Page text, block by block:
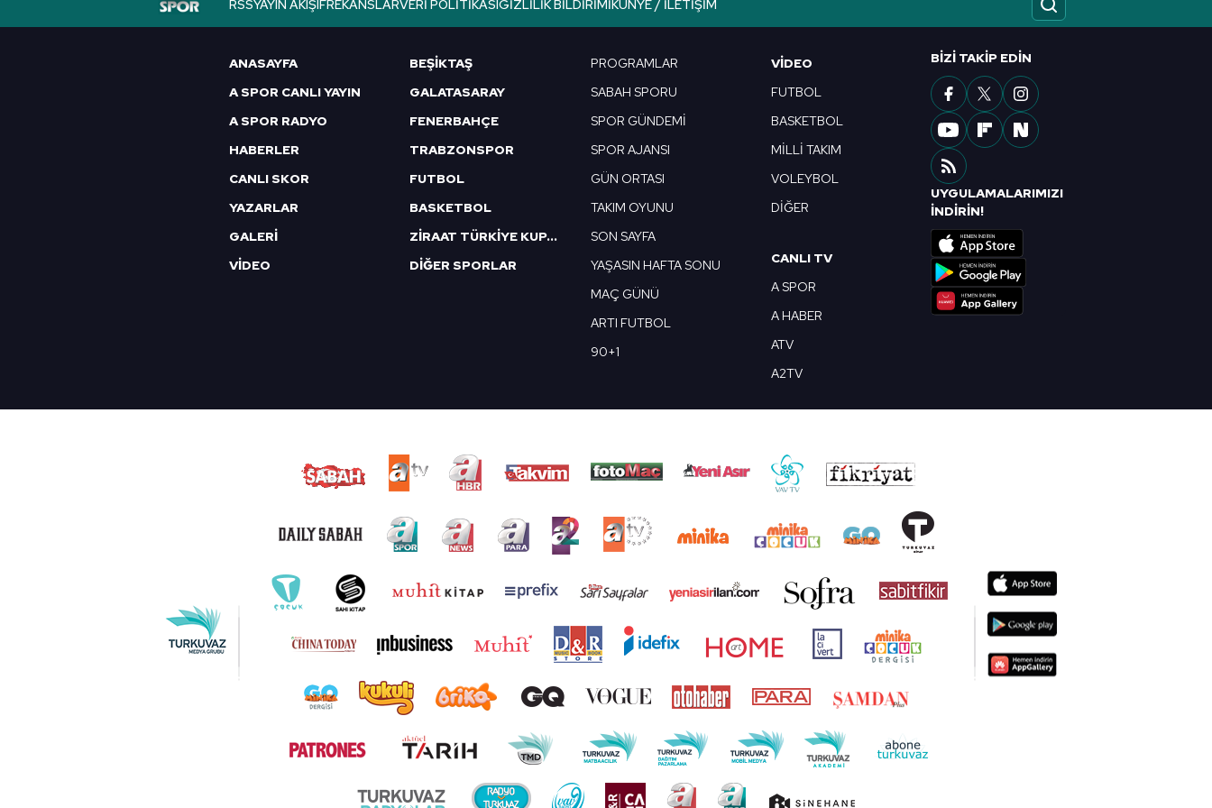
RSSYAYIN AKIŞIFREKANSLARVERI POLITIKASIGIZLILIK BILDIRIMIKÜNYE / İLETIŞIM
ANASAYFA
A SPOR CANLI YAYIN
A SPOR RADYO
HABERLER
CANLI SKOR
YAZARLAR
GALERİ
VİDEO
BEŞİKTAŞ
GALATASARAY
FENERBAHÇE
TRABZONSPOR
FUTBOL
BASKETBOL
ZİRAAT TÜRKİYE KUPASI
DİĞER SPORLAR
PROGRAMLAR
SABAH SPORU
SPOR GÜNDEMİ
SPOR AJANSI
GÜN ORTASI
TAKIM OYUNU
SON SAYFA
YAŞASIN HAFTA SONU
MAÇ GÜNÜ
ARTI FUTBOL
90+1
VIDEO
FUTBOL
BASKETBOL
MİLLİ TAKIM
VOLEYBOL
DİĞER
CANLI TV
A SPOR
A HABER
ATV
A2TV
BIZI TAKIP EDIN
UYGULAMALARIMIZI
İNDİRİN!